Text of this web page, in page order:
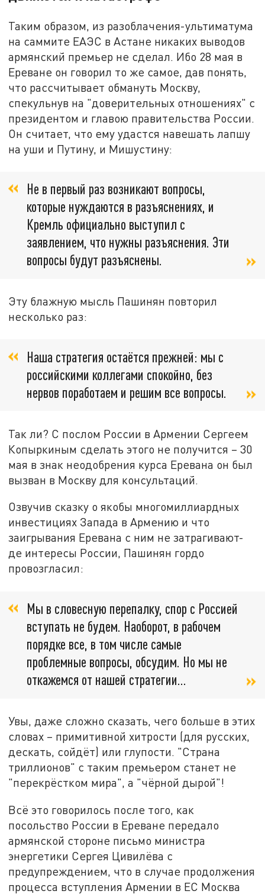
Таким образом, из разоблачения-ультиматума
на саммите ЕАЭС в Астане никаких выводов
армянский премьер не сделал. Ибо 28 мая в
Ереване он говорил то же самое, дав понять,
что рассчитывает обмануть Москву,
спекульнув на "доверительных отношениях" с
президентом и главою правительства России.
Он считает, что ему удастся навешать лапшу
на уши и Путину, и Мишустину:
Не в первый раз возникают вопросы,
которые нуждаются в разъяснениях, и
Кремль официально выступил с
заявлением, что нужны разъяснения. Эти
вопросы будут разъяснены.
Эту блажную мысль Пашинян повторил
несколько раз:
Наша стратегия остаётся прежней: мы с
российскими коллегами спокойно, без
нервов поработаем и решим все вопросы.
Так ли? С послом России в Армении Сергеем
Копыркиным сделать этого не получится – 30
мая в знак неодобрения курса Еревана он был
вызван в Москву для консультаций.
Озвучив сказку о якобы многомиллиардных
инвестициях Запада в Армению и что
заигрывания Еревана с ним не затрагивают-
де интересы России, Пашинян гордо
провозгласил:
Мы в словесную перепалку, спор с Россией
вступать не будем. Наоборот, в рабочем
порядке все, в том числе самые
проблемные вопросы, обсудим. Но мы не
откажемся от нашей стратегии…
Увы, даже сложно сказать, чего больше в этих
словах – примитивной хитрости (для русских,
дескать, сойдёт) или глупости. "Страна
триллионов" с таким премьером станет не
"перекрёстком мира", а "чёрной дырой"!
Всё это говорилось после того, как
посольство России в Ереване передало
армянской стороне письмо министра
энергетики Сергея Цивилёва с
предупреждением, что в случае продолжения
процесса вступления Армении в ЕС Москва